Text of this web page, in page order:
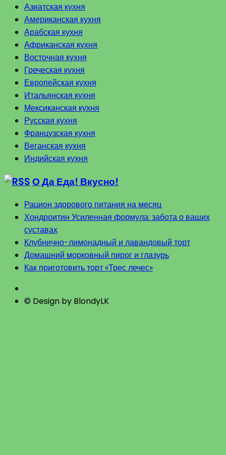
Азиатская кухня
Американская кухня
Арабская кухня
Африканская кухня
Восточная кухня
Греческая кухня
Европейская кухня
Итальянская кухня
Мексиканская кухня
Русская кухня
Французская кухня
Веганская кухня
Индийская кухня
О Да Еда! Вкусно!
Рацион здорового питания на месяц
Хондроитин Усиленная формула: забота о ваших
суставах
Клубнично-лимонадный и лавандовый торт
Домашний морковный пирог и глазурь
Как приготовить торт «Трес лечес»
© Design by BlondyLK